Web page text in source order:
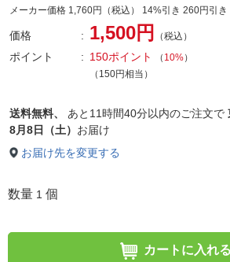
メーカー価格 1,760円（税込） 14%引き 260円引き
価格 1,500円 （税込）
ポイント 150ポイント （ 10%）
（150円相当）
送料無料、 あと 11時間40分以内のご注文で
8月8日（土） お届け
お届け先を変更する
数量 1 個
カートに入れる